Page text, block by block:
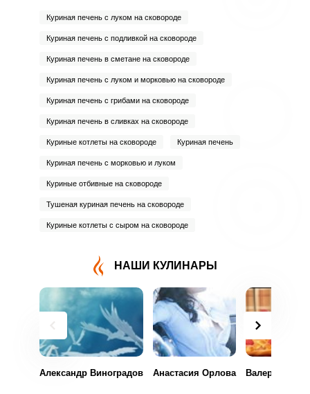
Куриная печень с луком на сковороде
Куриная печень с подливкой на сковороде
Куриная печень в сметане на сковороде
Куриная печень с луком и морковью на сковороде
Куриная печень с грибами на сковороде
Куриная печень в сливках на сковороде
Куриные котлеты на сковороде Куриная печень
Куриная печень с морковью и луком
Куриные отбивные на сковороде
Тушеная куриная печень на сковороде
Куриные котлеты с сыром на сковороде
НАШИ КУЛИНАРЫ
Александр Виноградов Анастасия Орлова Валерия